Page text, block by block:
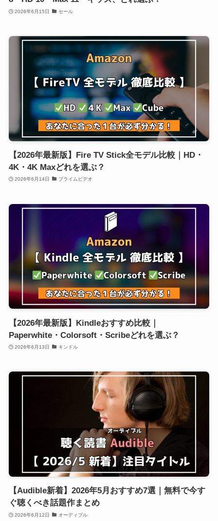
2026年6月15日 セール
【2026年最新版】Fire TV Stick全モデル比較｜HD・
4K・4K Maxどれを選ぶ？
2026年6月14日 プライムビデオ
【2026年最新版】Kindleおすすめ比較｜
Paperwhite・Colorsoft・Scribeどれを選ぶ？
2026年6月13日 キンドル
【Audible新着】2026年5月おすすめ7選｜無料で今す
ぐ聴くべき話題作まとめ
2026年6月12日 オーディブル